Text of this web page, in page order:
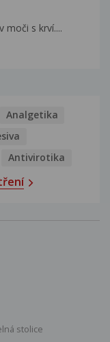
moči s krví....
Analgetika
Antivirotika
stolice